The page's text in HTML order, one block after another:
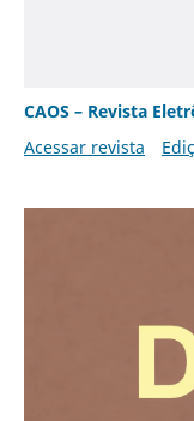
CAOS – Revista
Acessar revista